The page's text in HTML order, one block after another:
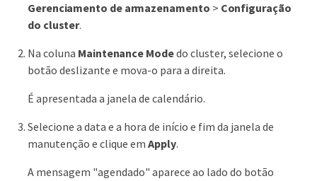
Gerenciamento de armazenamento > Configuração
do cluster.
Na coluna Maintenance Modedo cluster, selecione o
botão deslizante e mova-o para a direita.
É apresentada a janela de calendário.
Selecione a data e a hora de início e fim da janela de
manutenção e clique em Apply.
A mensagem "agendado" aparece ao lado do botão